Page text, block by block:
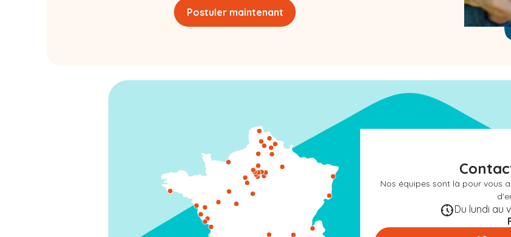
Postuler maintenant
Nos équipes sont là pour vous
Du lundi au